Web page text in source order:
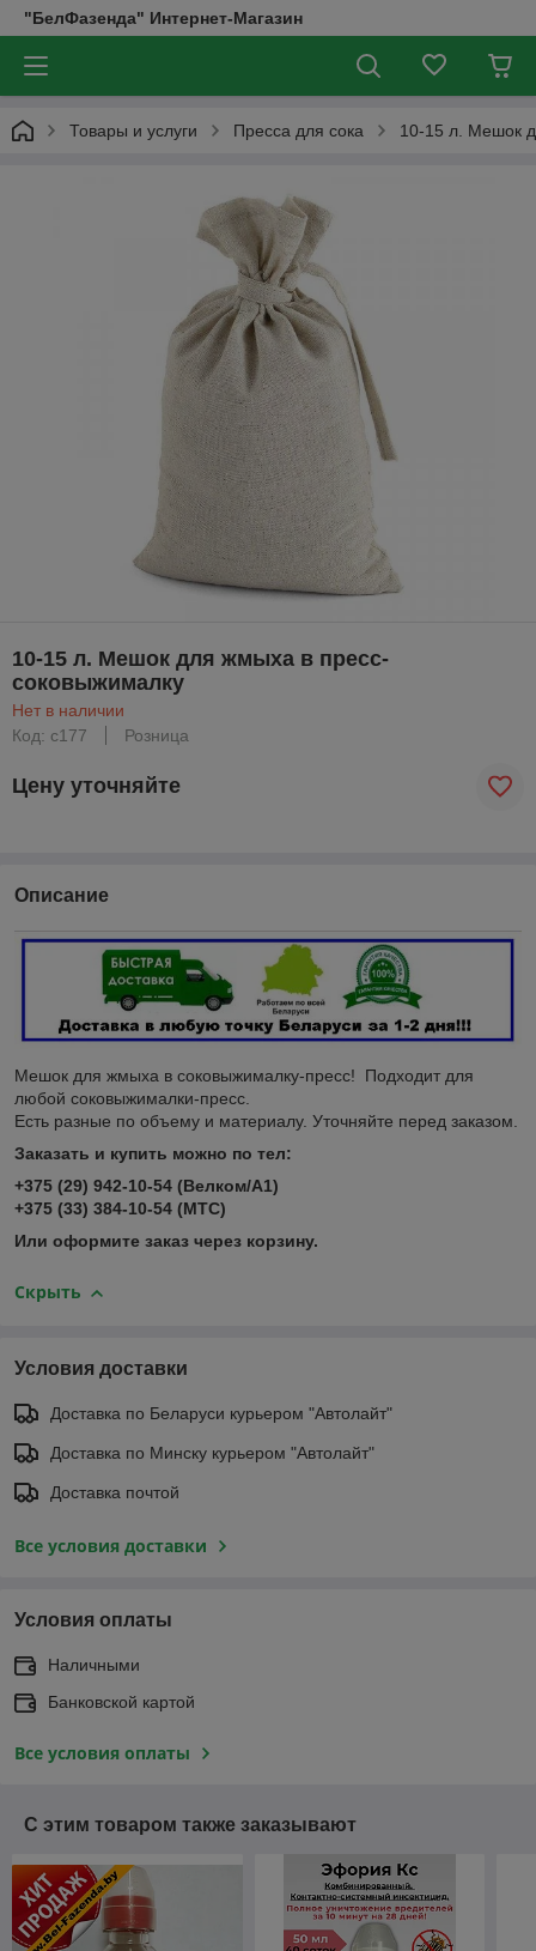
"БелФазенда" Интернет-Магазин
Товары и услуги Пресса для сока 10-15 л. Мешок
10-15 л. Мешок для жмыха в пресс-
соковыжималку
Нет в наличии
Код: с177
Розница
Цену уточняйте
Описание
Мешок для жмыха в соковыжималку-пресс! Подходит для
любой соковыжималки-пресс.
Есть разные по объему и материалу. Уточняйте перед заказом.
Заказать и купить можно по тел:
+375 (29) 942-10-54 (Велком/А1)
+375 (33) 384-10-54 (МТС)
Или оформите заказ через корзину.
Скрыть
Условия доставки
Доставка по Беларуси курьером "Автолайт"
Доставка по Минску курьером "Автолайт"
Доставка почтой
Все условия доставки
Условия оплаты
Наличными
Банковской картой
Все условия оплаты
С этим товаром также заказывают